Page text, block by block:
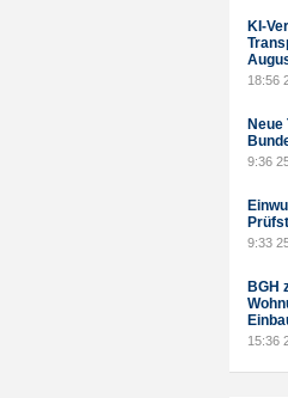
KI-
18:56
9:36
9:33
BGH
15:36